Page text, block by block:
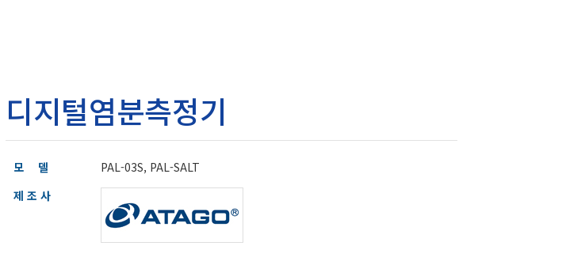
디지털염분측정기
모 델
PAL-03S, PAL-SALT
제 조 사